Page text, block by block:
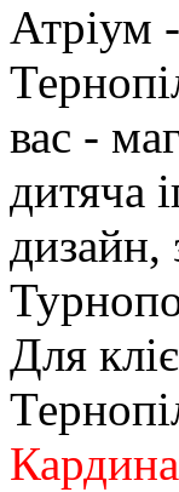
Атріум
вас -
дитяча
дизайн,
Для